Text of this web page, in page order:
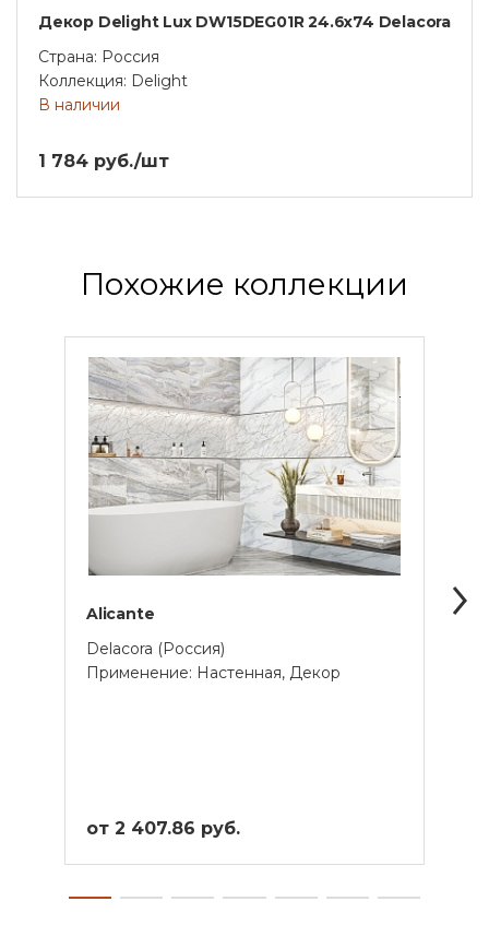
Декор Delight Lux DW15DEG01R 24.6х74 Delacora
Страна: Россия
Коллекция: Delight
В наличии
1 784 руб./шт
Похожие коллекции
Alicante
Delacora (Россия)
Применение: Настенная, Декор
от 2 407.86 руб.